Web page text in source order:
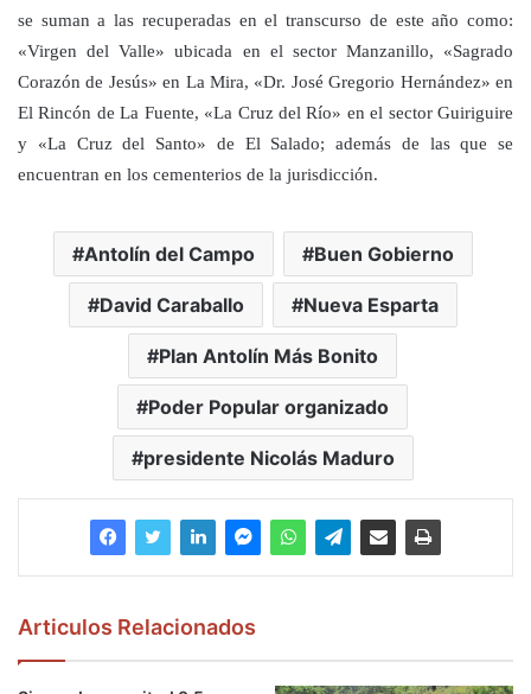
se suman a las recuperadas en el transcurso de este año como:
«Virgen del Valle» ubicada en el sector Manzanillo, «Sagrado
Corazón de Jesús» en La Mira, «Dr. José Gregorio Hernández» en
El Rincón de La Fuente, «La Cruz del Río» en el sector Guiriguire
y «La Cruz del Santo» de El Salado; además de las que se
encuentran en los cementerios de la jurisdicción.
Antolín del Campo Buen Gobierno
David Caraballo Nueva Esparta
Plan Antolín Más Bonito
Poder Popular organizado
presidente Nicolás Maduro
Articulos Relacionados